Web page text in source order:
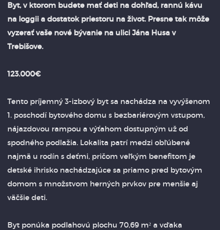
Byt, v ktorom budete mať deti na dohľad, rannú kávu
na loggii a dostatok priestoru na život. Presne tak môže
vyzerať vaše nové bývanie na ulici Jána Husa v
Trebišove.
123.000€
Tento príjemný 3-izbový byt sa nachádza na vyvýšenom
1. poschodí bytového domu s bezbariérovým vstupom,
nájazdovou rampou a výťahom dostupným už od
spodného podlažia. Lokalita patrí medzi obľúbené
najmä u rodín s deťmi, pričom veľkým benefitom je
detské ihrisko nachádzajúce sa priamo pred bytovým
domom s množstvom herných prvkov pre menšie aj
väčšie deti.
Byt ponúka podlahovú plochu 70,69 m² a vďaka